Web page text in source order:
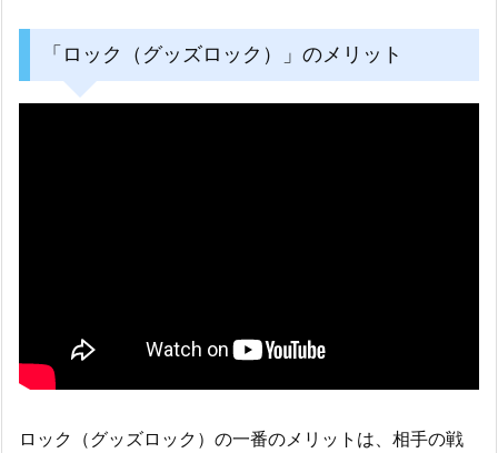
「ロック（グッズロック）」のメリット
ロック（グッズロック）の一番のメリットは、相手の戦